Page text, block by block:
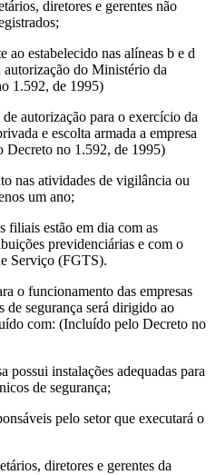
diretores e gerentes não
ao estabelecido nas alíneas b e d
autorização do Ministério da
1.592, de 1995)
autorização para o exercício da
e escolta armada a empresa
Decreto no 1.592, de 1995)
nas atividades de vigilância ou
um ano;
filiais estão em dia com as
previdenciárias e com o
Serviço (FGTS).
o funcionamento das empresas
de segurança será dirigido ao
com: (Incluído pelo Decreto no
possui instalações adequadas para
de segurança;
pelo setor que executará o
diretores e gerentes da